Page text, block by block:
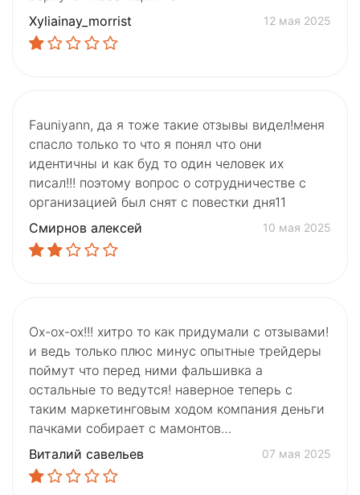
Xyliainay_morrist
12 мая 2025
Fauniyann, да я тоже такие отзывы видел!меня
спасло только то что я понял что они
идентичны и как буд то один человек их
писал!!! поэтому вопрос о сотрудничестве с
организацией был снят с повестки дня11
Смирнов алексей
10 мая 2025
Ох-ох-ох!!! хитро то как придумали с отзывами!
и ведь только плюс минус опытные трейдеры
поймут что перед ними фальшивка а
остальные то ведутся! наверное теперь с
таким маркетинговым ходом компания деньги
пачками собирает с мамонтов…
Виталий савельев
07 мая 2025